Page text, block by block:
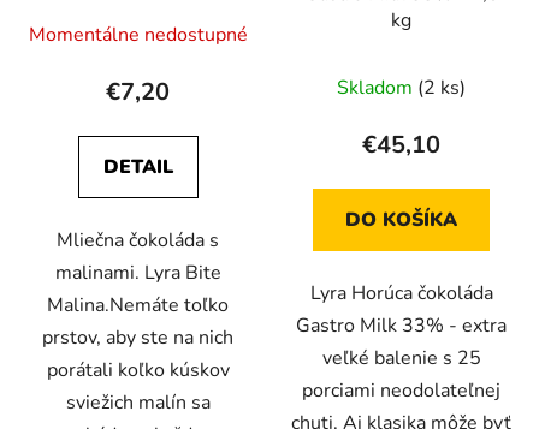
Momentálne nedostupné
€7,20
DETAIL
Mliečna čokoláda s
malinami. Lyra Bite
Malina.Nemáte toľko
prstov, aby ste na nich
porátali koľko kúskov
sviežich malín sa
kg
Skladom (2 ks)
€45,10
DO KOŠÍKA
Lyra Horúca čokoláda
Gastro Milk 33% - extra
veľké balenie s 25
porciami neodolateľnej
chuti. Aj klasika môže byť